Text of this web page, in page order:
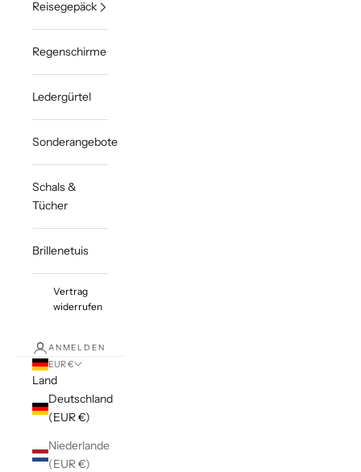
Reisegepäck
Regenschirme
Ledergürtel
Sonderangebote
Schals &
Tücher
Brillenetuis
Vertrag
widerrufen
ANMELDEN
EUR €
Land
Deutschland
(EUR €)
Niederlande
(EUR €)